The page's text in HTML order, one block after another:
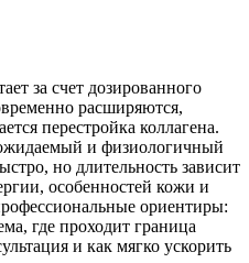
за счет дозированного
расширяются,
перестройка коллагена.
и физиологичный
но длительность зависит
особенностей кожи и
ориентиры:
где проходит граница
и как мягко ускорить